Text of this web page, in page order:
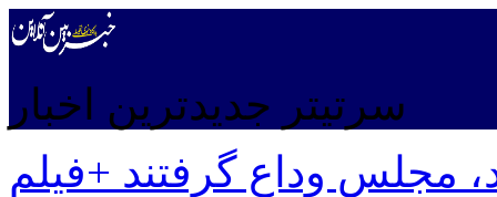
سرتیتر جدیدترین اخبار
مجلس وداع گرفتند +فیلم